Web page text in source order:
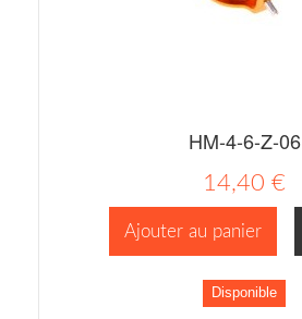
HM-4-6-Z-06
14,40 €
Ajouter au panier
Disponible